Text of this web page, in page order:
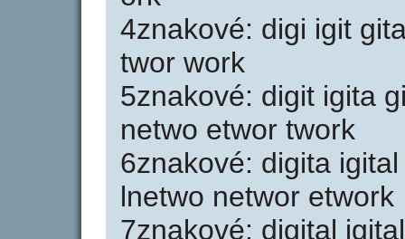
4znakové: digi igit
twor work
5znakové: digit igita
netwo etwor twork
6znakové: digita
lnetwo networ etwork
7znakové: digital